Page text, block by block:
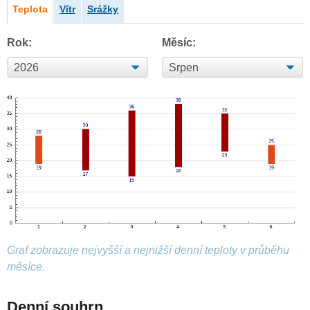
Teplota Vítr Srážky
Rok: Měsíc:
Graf zobrazuje nejvyšší a nejnižší denní teploty v průběhu
měsíce.